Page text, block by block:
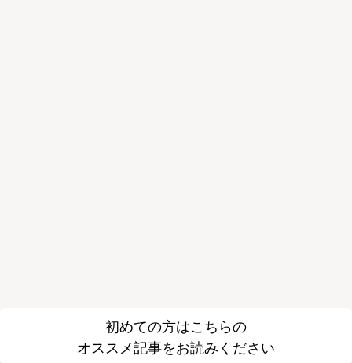
初めての方はこちらの
オススメ記事をお読みください